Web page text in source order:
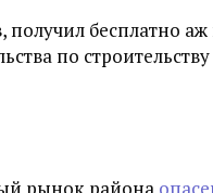
бесплатно аж
по
рынок района